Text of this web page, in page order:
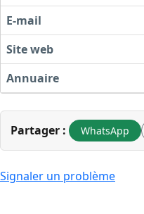
E-mail
Site web
Annuaire
Partager : WhatsApp
Signaler un problème